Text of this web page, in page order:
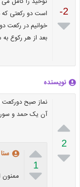
-2

است دو رکعتی
خوانیم در رکعت
بعد از هر رکوع
نویسنده

2

نماز صبح
آن یک حمد و سوره را به ۵ قسمت

1
 ممنون